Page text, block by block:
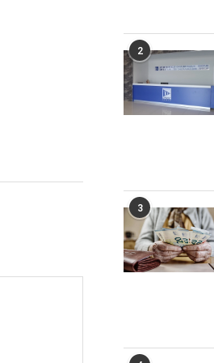
2
3